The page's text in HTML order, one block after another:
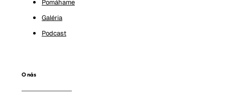
Pomáhame
Galéria
Podcast
O nás